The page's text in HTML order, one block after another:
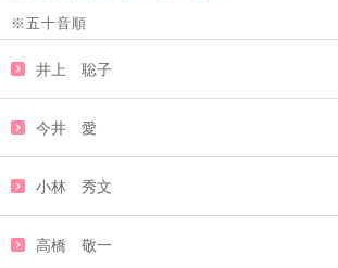
※五十音順
井上 聡子
今井 愛
小林 秀文
高橋 敬一